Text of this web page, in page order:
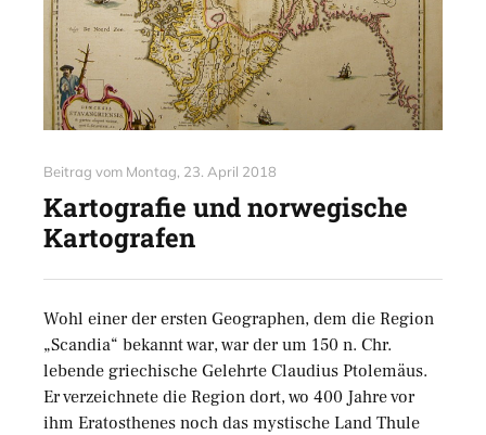
Beitrag vom Montag, 23. April 2018
Kartografie und norwegische
Kartografen
Wohl einer der ersten Geographen, dem die Region
„Scandia“ bekannt war, war der um 150 n. Chr.
lebende griechische Gelehrte Claudius Ptolemäus.
Er verzeichnete die Region dort, wo 400 Jahre vor
ihm Eratosthenes noch das mystische Land Thule